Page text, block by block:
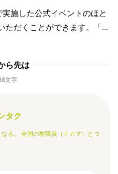
施した公式イベントのほと
ただくことができます。「...
ら先は
文字
タク
る。 全国の教職員（ナカマ）とつ